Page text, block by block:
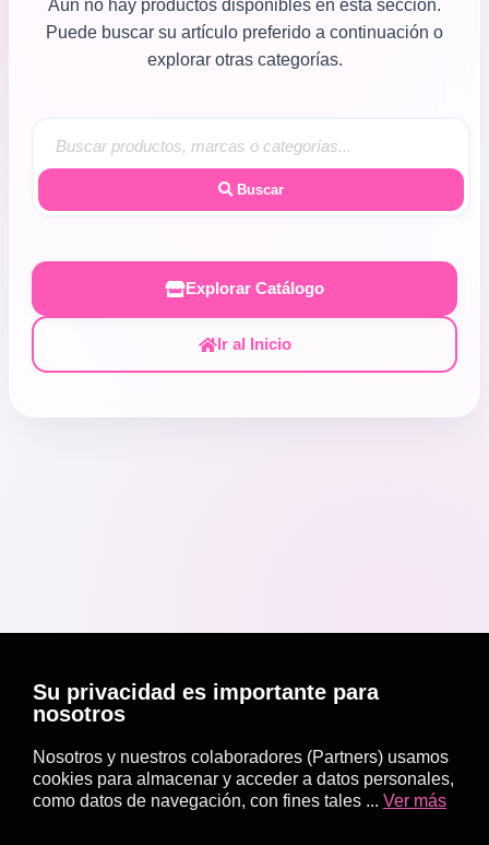
Aún no hay productos disponibles en esta sección.
Puede buscar su artículo preferido a continuación o
explorar otras categorías.
Buscar
Explorar Catálogo
Ir al Inicio
Su privacidad es importante para
nosotros
Nosotros y nuestros colaboradores (Partners) usamos
cookies para almacenar y acceder a datos personales,
como datos de navegación, con fines tales ... Ver más